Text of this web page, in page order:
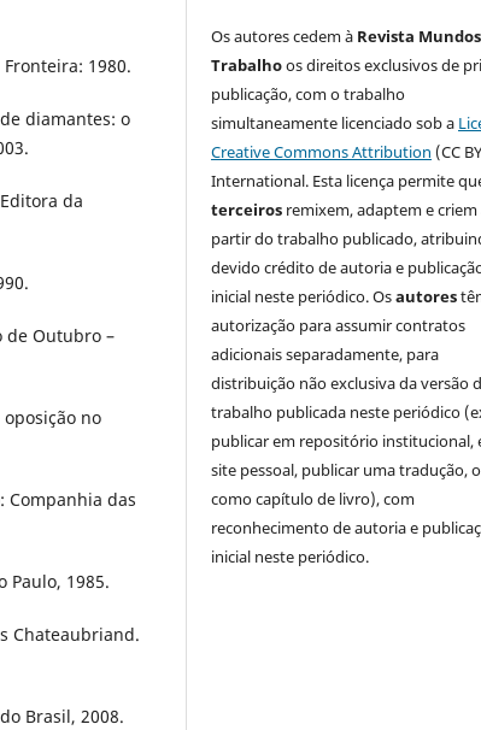
1980.
diamantes: o
da
de Outubro –
no
Companhia das
Paulo, 1985.
Chateaubriand.
Brasil, 2008.
Os autores cedem à Revista
Trabalhoos direitos exclusivos de
publicação, com o trabalho
simultaneamente licenciado sob a
Creative Commons Attribution (CC
International. Esta licença permite
terceiros remixem, adaptem e criem
partir do trabalho publicado,
devido crédito de autoria e
inicial neste periódico. Osautores
autorização para assumir contratos
adicionais separadamente, para
distribuição não exclusiva da versão
trabalho publicada neste periódico
publicar em repositório institucional,
site pessoal, publicar uma tradução,
como capítulo de livro), com
reconhecimento de autoria e
inicial neste periódico.